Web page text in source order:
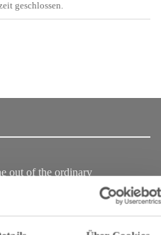
geschlossen.